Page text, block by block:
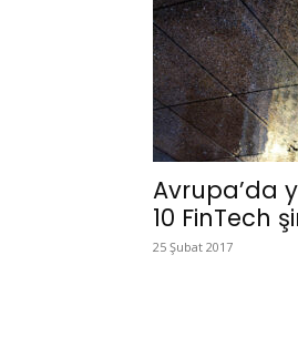
Avrupa’da
10 FinTech
25 Şubat 2017